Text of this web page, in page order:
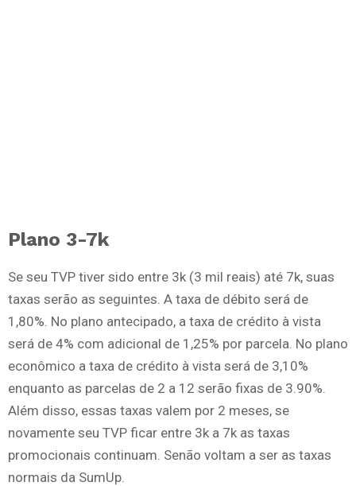
Plano 3-7k
Se seu TVP tiver sido entre 3k (3 mil reais) até 7k, suas
taxas serão as seguintes. A taxa de débito será de
1,80%. No plano antecipado, a taxa de crédito à vista
será de 4% com adicional de 1,25% por parcela. No plano
econômico a taxa de crédito à vista será de 3,10%
enquanto as parcelas de 2 a 12 serão fixas de 3.90%.
Além disso, essas taxas valem por 2 meses, se
novamente seu TVP ficar entre 3k a 7k as taxas
promocionais continuam. Senão voltam a ser as taxas
normais da SumUp.